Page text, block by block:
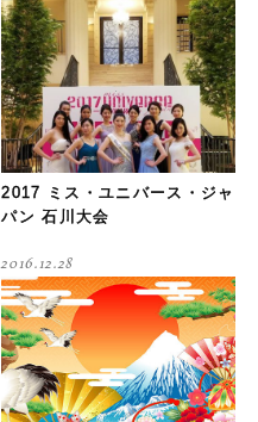
2017 ミス・ユニバース・ジャ
パン 石川大会
2016.12.28